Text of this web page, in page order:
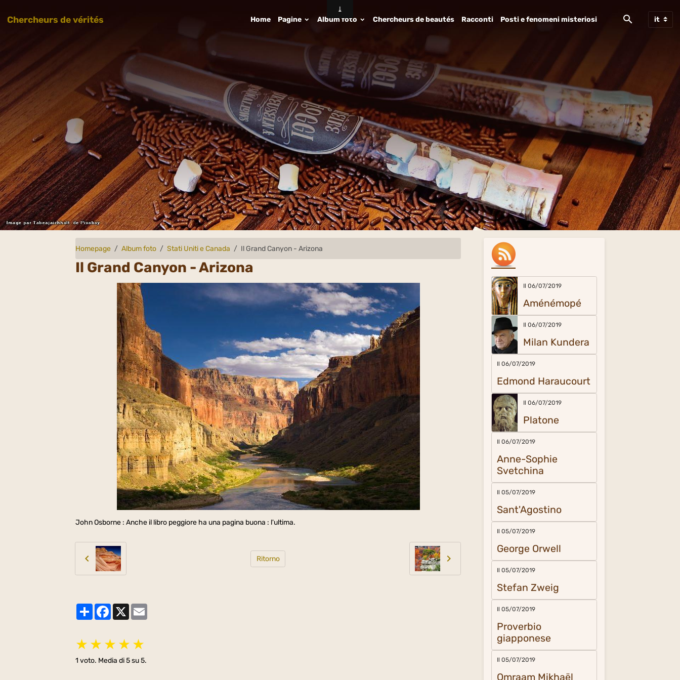
Chercheurs de vérités Home Pagine Album foto Chercheurs de beautés Racconti Posti e fenomeni misteriosi
Homepage Album foto Stati Uniti e Canada Il Grand Canyon - Arizona
Il Grand Canyon - Arizona
John Osborne : Anche il libro peggiore ha una pagina buona : l'ultima.
Ritorno
PartagerFacebook
X
★ ★ ★ ★ ★
1 voto. Media di5su 5.
Il 06/07/2019
Aménémopé
Il 06/07/2019
Milan Kundera
Il 06/07/2019
Edmond Haraucourt
Il 06/07/2019
Platone
Il 06/07/2019
Anne-Sophie
Svetchina
Il 05/07/2019
Sant'Agostino
Il 05/07/2019
George Orwell
Il 05/07/2019
Stefan Zweig
Il 05/07/2019
Proverbio
giapponese
Il 05/07/2019
Omraam Mikhaël